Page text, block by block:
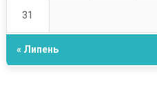
31
« Липень